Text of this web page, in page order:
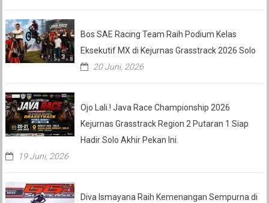
Bos SAE Racing Team Raih Podium Kelas
Eksekutif MX di Kejurnas Grasstrack 2026 Solo
20 Juni, 2026
Ojo Lali.! Java Race Championship 2026
Kejurnas Grasstrack Region 2 Putaran 1 Siap
Hadir Solo Akhir Pekan Ini.
19 Juni, 2026
Diva Ismayana Raih Kemenangan Sempurna di